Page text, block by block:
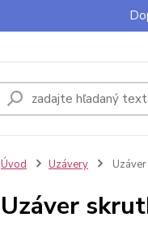
Úvod Uzávery
Uzáver